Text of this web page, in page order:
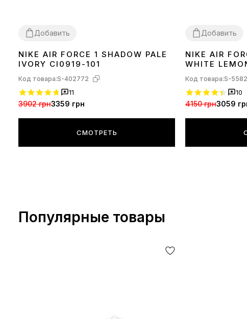
Добавить
3637
NIKE AIR FORCE 1 SHADOW PALE
IVORY CI0919-101
Код товара:S-402772
11
3902 грн3359 грн
СМОТРЕТЬ
Добавить
36
NIKE AIR
WHITE
Код товара:S-
10
4150 грн3059
Популярные товары